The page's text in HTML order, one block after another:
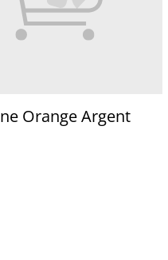
Orange Argent